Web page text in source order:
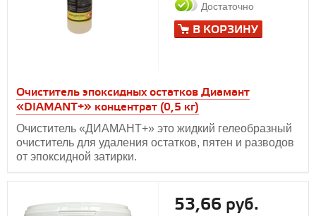
Очиститель эпоксидных остатков Диамант
«DIAMANT+» концентрат (0,5 кг)
Очиститель «ДИАМАНТ+» это жидкий гелеобразный
очиститель для удаления остатков, пятен и разводов
от эпоксидной затирки.
Достаточно
В КОРЗИНУ
53,66 руб.